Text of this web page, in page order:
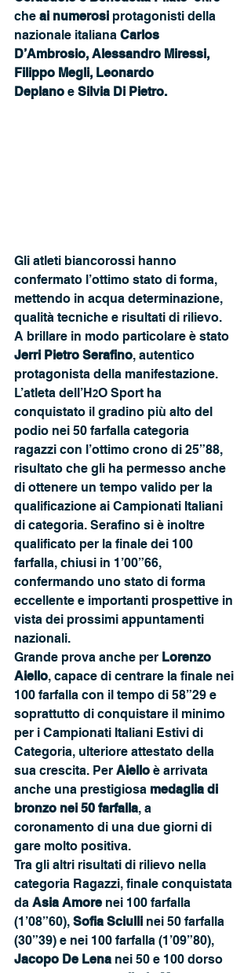
che ai numerosi protagonisti della
nazionale italiana Carlos
D’Ambrosio, Alessandro Miressi,
Filippo Megli, Leonardo
Deplano e Silvia Di Pietro.
Gli atleti biancorossi hanno
confermato l’ottimo stato di forma,
mettendo in acqua determinazione,
qualità tecniche e risultati di rilievo.
A brillare in modo particolare è stato
Jerri Pietro Serafino, autentico
protagonista della manifestazione.
L’atleta dell’H2O Sport ha
conquistato il gradino più alto del
podio nei 50 farfalla categoria
ragazzi con l’ottimo crono di 25”88,
risultato che gli ha permesso anche
di ottenere un tempo valido per la
qualificazione ai Campionati Italiani
di categoria. Serafino si è inoltre
qualificato per la finale dei 100
farfalla, chiusi in 1’00”66,
confermando uno stato di forma
eccellente e importanti prospettive in
vista dei prossimi appuntamenti
nazionali.
Grande prova anche per Lorenzo
Aiello, capace di centrare la finale nei
100 farfalla con il tempo di 58”29 e
soprattutto di conquistare il minimo
per i Campionati Italiani Estivi di
Categoria, ulteriore attestato della
sua crescita. Per Aiello è arrivata
anche una prestigiosa medaglia di
bronzo nei 50 farfalla, a
coronamento di una due giorni di
gare molto positiva.
Tra gli altri risultati di rilievo nella
categoria Ragazzi, finale conquistata
da Asia Amore nei 100 farfalla
(1’08”60), Sofia Sciulli nei 50 farfalla
(30”39) e nei 100 farfalla (1’09”80),
Jacopo De Lena nei 50 e 100 dorso